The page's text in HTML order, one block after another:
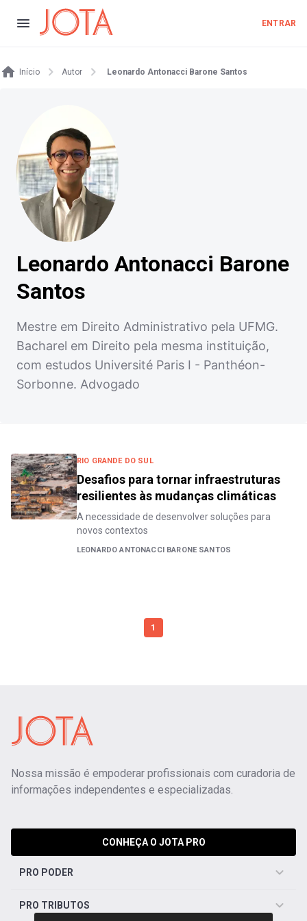
ENTRAR
Início Autor Leonardo Antonacci Barone Santos
Leonardo Antonacci Barone
Santos
Mestre em Direito Administrativo pela UFMG.
Bacharel em Direito pela mesma instituição,
com estudos Université Paris I - Panthéon-
Sorbonne. Advogado
RIO GRANDE DO SUL
Desafios para tornar infraestruturas
resilientes às mudanças climáticas
A necessidade de desenvolver soluções para
novos contextos
LEONARDO ANTONACCI BARONE SANTOS
1
Nossa missão é empoderar profissionais com curadoria de
informações independentes e especializadas.
CONHEÇA O JOTA PRO
PRO PODER
PRO TRIBUTOS